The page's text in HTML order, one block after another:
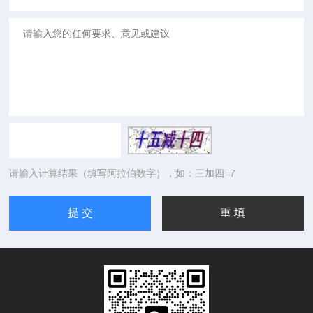
请输入计算结果（填写阿拉伯数字），如：三加四=7